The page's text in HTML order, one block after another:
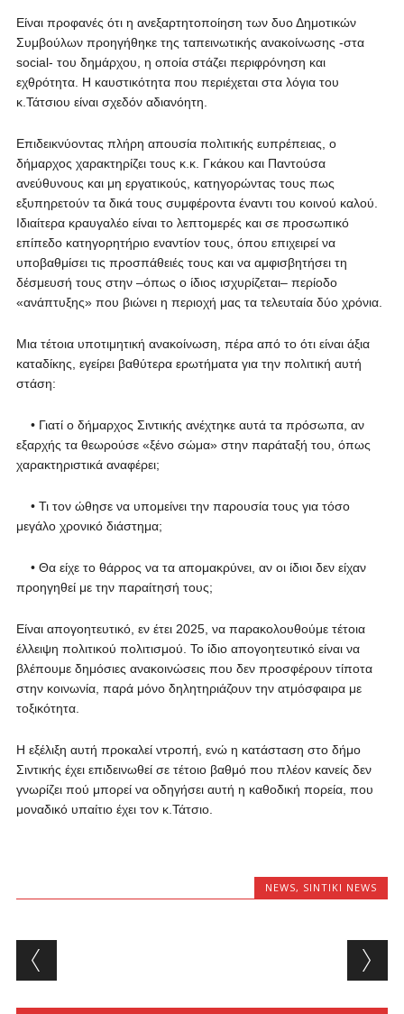
Είναι προφανές ότι η ανεξαρτητοποίηση των δυο Δημοτικών
Συμβούλων προηγήθηκε της ταπεινωτικής ανακοίνωσης -στα
social- του δημάρχου, η οποία στάζει περιφρόνηση και
εχθρότητα. Η καυστικότητα που περιέχεται στα λόγια του
κ.Τάτσιου είναι σχεδόν αδιανόητη.
Επιδεικνύοντας πλήρη απουσία πολιτικής ευπρέπειας, ο
δήμαρχος χαρακτηρίζει τους κ.κ. Γκάκου και Παντούσα
ανεύθυνους και μη εργατικούς, κατηγορώντας τους πως
εξυπηρετούν τα δικά τους συμφέροντα έναντι του κοινού καλού.
Ιδιαίτερα κραυγαλέο είναι το λεπτομερές και σε προσωπικό
επίπεδο κατηγορητήριο εναντίον τους, όπου επιχειρεί να
υποβαθμίσει τις προσπάθειές τους και να αμφισβητήσει τη
δέσμευσή τους στην –όπως ο ίδιος ισχυρίζεται– περίοδο
«ανάπτυξης» που βιώνει η περιοχή μας τα τελευταία δύο χρόνια.
Μια τέτοια υποτιμητική ανακοίνωση, πέρα από το ότι είναι άξια
καταδίκης, εγείρει βαθύτερα ερωτήματα για την πολιτική αυτή
στάση:
• Γιατί ο δήμαρχος Σιντικής ανέχτηκε αυτά τα πρόσωπα, αν
εξαρχής τα θεωρούσε «ξένο σώμα» στην παράταξή του, όπως
χαρακτηριστικά αναφέρει;
• Τι τον ώθησε να υπομείνει την παρουσία τους για τόσο
μεγάλο χρονικό διάστημα;
• Θα είχε το θάρρος να τα απομακρύνει, αν οι ίδιοι δεν είχαν
προηγηθεί με την παραίτησή τους;
Είναι απογοητευτικό, εν έτει 2025, να παρακολουθούμε τέτοια
έλλειψη πολιτικού πολιτισμού. Το ίδιο απογοητευτικό είναι να
βλέπουμε δημόσιες ανακοινώσεις που δεν προσφέρουν τίποτα
στην κοινωνία, παρά μόνο δηλητηριάζουν την ατμόσφαιρα με
τοξικότητα.
Η εξέλιξη αυτή προκαλεί ντροπή, ενώ η κατάσταση στο δήμο
Σιντικής έχει επιδεινωθεί σε τέτοιο βαθμό που πλέον κανείς δεν
γνωρίζει πού μπορεί να οδηγήσει αυτή η καθοδική πορεία, που
μοναδικό υπαίτιο έχει τον κ.Τάτσιο.
NEWS, SINTIKI NEWS
Post navigation